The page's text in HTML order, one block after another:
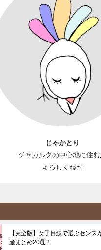
じゃかとり
ジャカルタの中心地に住む
よろしくね〜
【完全版】女子目線で選ぶセンス
産まとめ20選！